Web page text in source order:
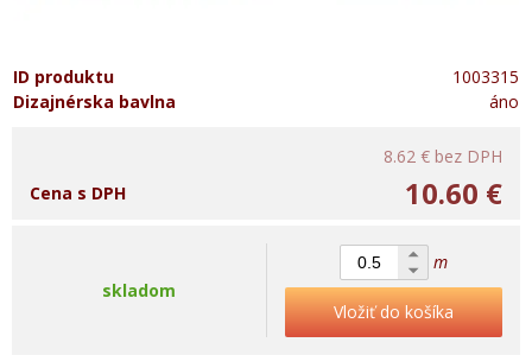
ID produktu
1003315
Dizajnérska bavlna
áno
8.62 € bez DPH
10.60 €
Cena s DPH
skladom
m
Vložiť do košíka